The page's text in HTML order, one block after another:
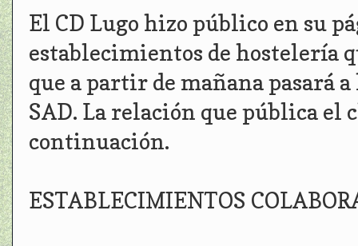
El CD Lugo hizo público en su
establecimientos de hostelería
que a partir de mañana pasará
SAD. La relación que pública el
continuación.
ESTABLECIMIENTOS